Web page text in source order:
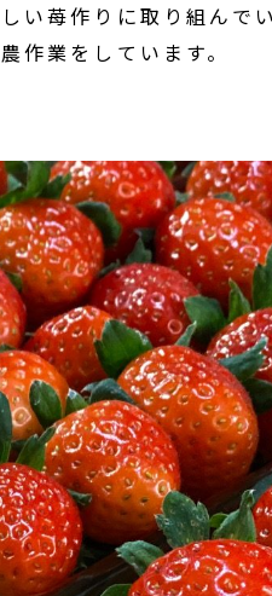
い苺作りに取り組んで
作業をしています。